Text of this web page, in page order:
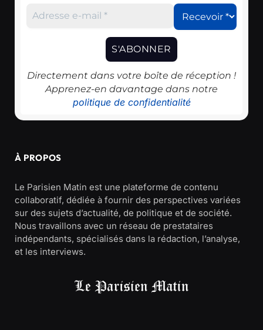
Directement dans votre boîte de réception !
Apprenez-en davantage dans notre
politique de confidentialité
À PROPOS
Le Parisien Matin est une plateforme de contenu
collaboratif, dédiée à fournir des perspectives variées
sur des sujets d’actualité, de politique et de société.
Nous travaillons avec un réseau de prestataires
indépendants, spécialisés dans la rédaction, l’analyse,
et les interviews.